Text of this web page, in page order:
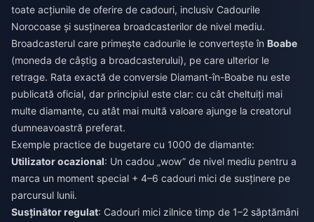
toate acțiunile de oferire de cadouri, inclusiv Cadourile
Norocoase și susținerea broadcasterilor de nivel mediu.
Broadcasterul care primește cadourile le convertește în Boabe
(moneda de câștig a broadcasterului), pe care ulterior le
retrage. Rata exactă de conversie Diamant-în-Boabe nu este
publicată oficial, dar principiul este clar: cu cât cheltuiți mai
multe diamante, cu atât mai multă valoare ajunge la creatorul
dumneavoastră preferat.
Exemple practice de bugetare cu 1000 de diamante:
Utilizator ocazional: Un cadou „wow” de nivel mediu pentru a
marca un moment special + 4–6 cadouri mici de susținere pe
parcursul lunii.
Susținător regulat: Cadouri mici zilnice timp de 1–2 săptămâni